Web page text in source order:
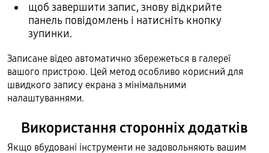
щоб завершити запис, знову відкрийте
панель повідомлень і натисніть кнопку
зупинки.
Записане відео автоматично збережеться в галереї
вашого пристрою. Цей метод особливо корисний для
швидкого запису екрана з мінімальними
налаштуваннями.
Використання сторонніх додатків
Якщо вбудовані інструменти не задовольняють вашим